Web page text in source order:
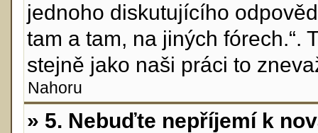
jednoho diskutujícího
tam a tam, na jiných fórech.“.
stejně jako naši práci to
Nahoru
» 5. Nebuďte nepříjemí k